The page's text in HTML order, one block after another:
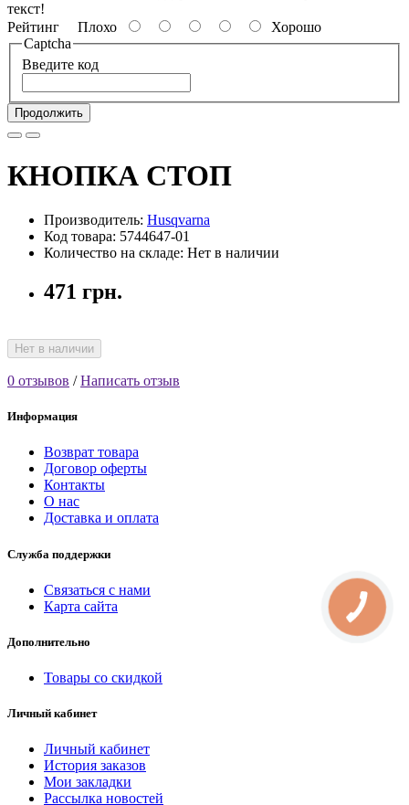
текст!
Рейтинг Плохо
Хорошо
Captcha
Введите код
Продолжить
КНОПКА СТОП
Производитель: Husqvarna
Код товара: 5744647-01
Количество на складе: Нет в наличии
471 грн.
Нет в наличии
0 отзывов /Написать отзыв
Информация
Возврат товара
Договор оферты
Контакты
О нас
Доставка и оплата
Служба поддержки
Связаться с нами
Карта сайта
Дополнительно
Товары со скидкой
Личный кабинет
Личный кабинет
История заказов
Мои закладки
Рассылка новостей
КНОПКА
СВЯЗИ